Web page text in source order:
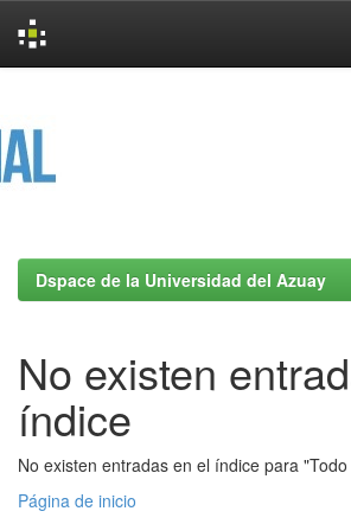
Dspace de la Universidad del Azuay
No existen
índice
No existen entradas en el índice para
Página de inicio